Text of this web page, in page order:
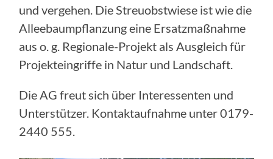
und vergehen. Die Streuobstwiese ist wie die
Alleebaumpflanzung eine Ersatzmaßnahme
aus o. g. Regionale-Projekt als Ausgleich für
Projekteingriffe in Natur und Landschaft.
Die AG freut sich über Interessenten und
Unterstützer. Kontaktaufnahme unter 0179-
2440 555.